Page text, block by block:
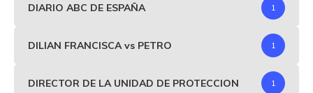
DIARIO ABC DE ESPAÑA 1
DILIAN FRANCISCA vs PETRO 1
DIRECTOR DE LA UNIDAD DE PROTECCION 1